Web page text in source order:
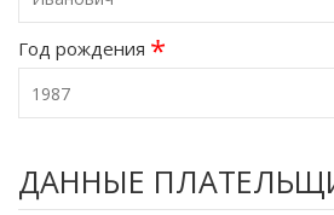
Год рождения *
ДАННЫЕ